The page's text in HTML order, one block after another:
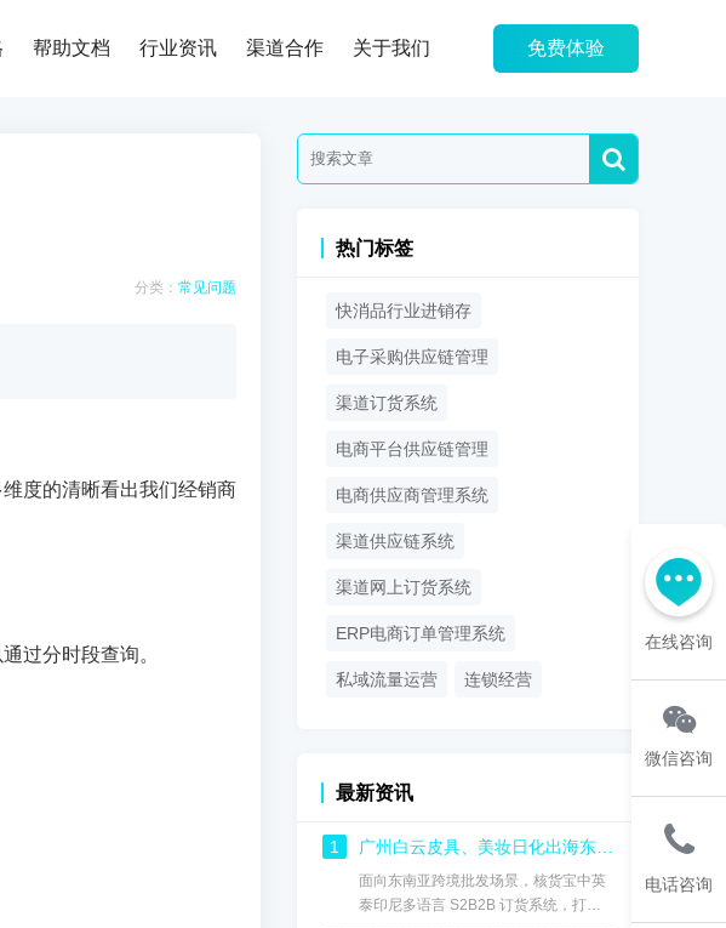
免费体验
帮助文档 行业资讯 渠道合作 关于我们
分类： 常见问题
度的清晰看出我们经销商
过分时段查询。
热门标签
快消品行业进销存
电子采购供应链管理
渠道订货系统
电商平台供应链管理
电商供应商管理系统
渠道供应链系统
渠道网上订货系统
ERP电商订单管理系统
私域流量运营 连锁经营
最新资讯
1 广州白云皮具、美妆日化出海东南亚：核货宝中英泰印尼中英泰印尼语供应链订货系统，实现渠道数字化管控
面向东南亚跨境批发场景，核货宝中英
泰印尼多语言 S2B2B 订货系统，打通
在线咨询
微信咨询
电话咨询